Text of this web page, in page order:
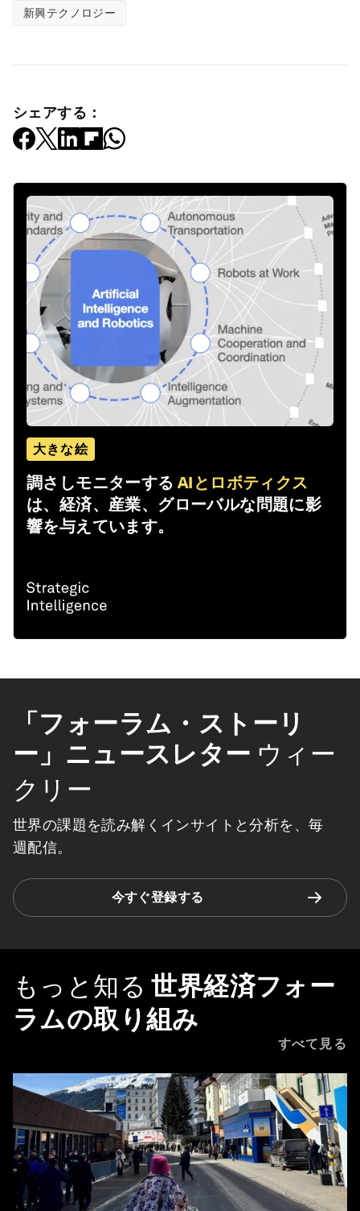
新興テクノロジー
シェアする：
大きな絵
調さしモニターする AIとロボティクス
は、経済、産業、グローバルな問題に影
響を与えています。
「フォーラム・ストーリ
ー」ニュースレター ウィー
クリー
世界の課題を読み解くインサイトと分析を、毎
週配信。
今すぐ登録する
もっと知る 世界経済フォー
ラムの取り組み
すべて見る